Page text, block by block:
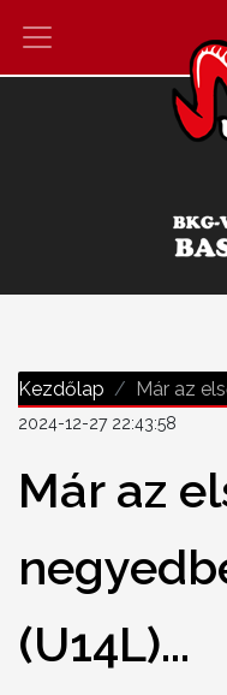
Kezdőlap Már az
2024-12-27 22:43:58
Már az
(U14L)...